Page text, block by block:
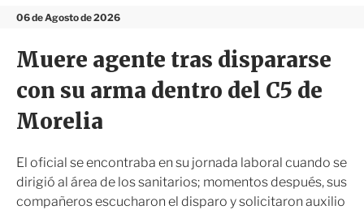
n
06 de Agosto de 2026
ó
n
i
r
Muere agente tras dispararse
con su arma dentro del C5 de
Morelia
El oficial se encontraba en su jornada laboral cuando se
dirigió al área de los sanitarios; momentos después, sus
compañeros escucharon el disparo y solicitaron auxilio